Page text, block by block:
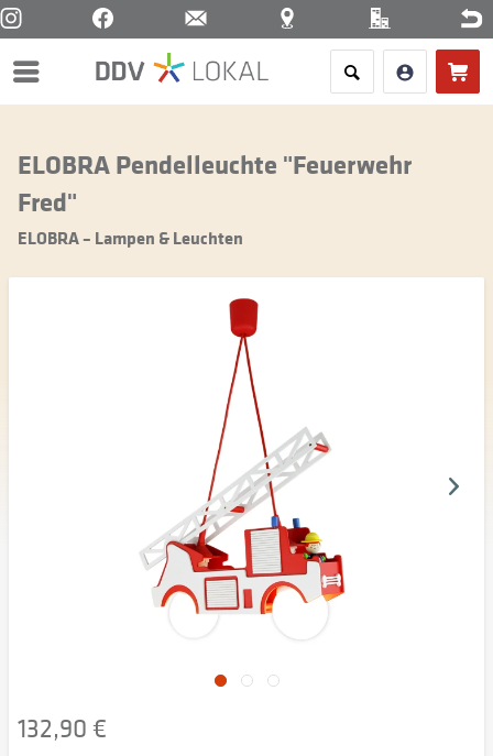
Menü
ELOBRA Pendelleuchte "Feuerwehr
Fred"
ELOBRA – Lampen & Leuchten
132,90 €